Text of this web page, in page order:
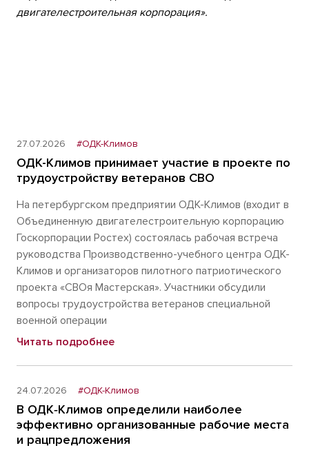
двигателестроительная корпорация».
27.07.2026 #ОДК-Климов
ОДК-Климов принимает участие в проекте по
трудоустройству ветеранов СВО
На петербургском предприятии ОДК-Климов (входит в
Объединенную двигателестроительную корпорацию
Госкорпорации Ростех) состоялась рабочая встреча
руководства Производственно-учебного центра ОДК-
Климов и организаторов пилотного патриотического
проекта «СВОя Мастерская». Участники обсудили
вопросы трудоустройства ветеранов специальной
военной операции
Читать подробнее
24.07.2026 #ОДК-Климов
В ОДК‑Климов определили наиболее
эффективно организованные рабочие места
и рацпредложения